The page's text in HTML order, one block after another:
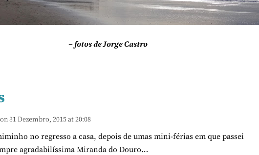
– fotos de Jorge Castro
on 31 Dezembro, 2015 at 20:08
no regresso a casa, depois de umas mini-férias em que passei
agradabilíssima Miranda do Douro…